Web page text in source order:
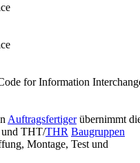
for Information
Auftragsfertigerübernimmt
und THT/THR Baugruppen
Montage, Test und